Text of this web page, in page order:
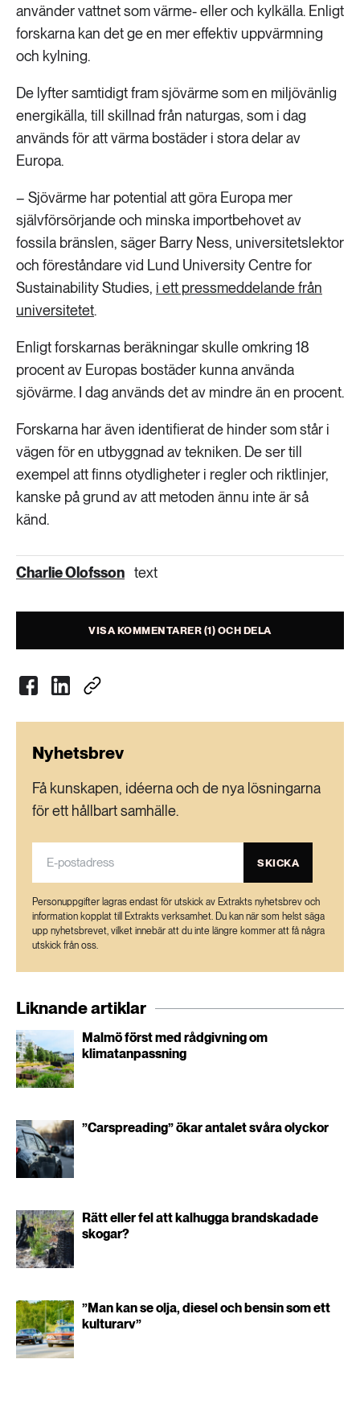
använder vattnet som värme- eller och kylkälla. Enligt
forskarna kan det ge en mer effektiv uppvärmning
och kylning.
De lyfter samtidigt fram sjövärme som en miljövänlig
energikälla, till skillnad från naturgas, som i dag
används för att värma bostäder i stora delar av
Europa.
– Sjövärme har potential att göra Europa mer
självförsörjande och minska importbehovet av
fossila bränslen, säger Barry Ness, universitetslektor
och föreståndare vid Lund University Centre for
Sustainability Studies, i ett pressmeddelande från
universitetet.
Enligt forskarnas beräkningar skulle omkring 18
procent av Europas bostäder kunna använda
sjövärme. I dag används det av mindre än en procent.
Forskarna har även identifierat de hinder som står i
vägen för en utbyggnad av tekniken. De ser till
exempel att finns otydligheter i regler och riktlinjer,
kanske på grund av att metoden ännu inte är så
känd.
Charlie Olofsson text
VISA KOMMENTARER (1) OCH DELA
Nyhetsbrev
Få kunskapen, idéerna och de nya lösningarna
för ett hållbart samhälle.
SKICKA
Personuppgifter lagras endast för utskick av Extrakts nyhetsbrev och
information kopplat till Extrakts verksamhet. Du kan när som helst säga
upp nyhetsbrevet, vilket innebär att du inte längre kommer att få några
utskick från oss.
Liknande artiklar
Malmö först med rådgivning om
klimatanpassning
”Carspreading” ökar antalet svåra olyckor
Rätt eller fel att kalhugga brandskadade
skogar?
”Man kan se olja, diesel och bensin som ett
kulturarv”